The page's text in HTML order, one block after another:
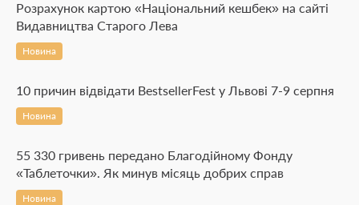
Розрахунок картою «Національний кешбек» на сайті
Видавництва Старого Лева
Новина
10 причин відвідати BestsellerFest у Львові 7-9 серпня
Новина
55 330 гривень передано Благодійному Фонду
«Таблеточки». Як минув місяць добрих справ
Новина